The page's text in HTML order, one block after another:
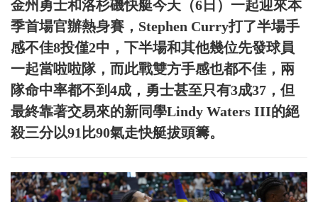
金州勇士和洛杉磯快艇今天（6日）一起迎來本
季首場官辦熱身賽，Stephen Curry打了半場手
感不佳8投僅2中，下半場和其他幾位先發球員
一起當啦啦隊，而此戰雙方手感也都不佳，兩
隊命中率都不到4成，勇士甚至只有3成37，但
最終靠著交易來的新同學Lindy Waters III的絕
殺三分以91比90氣走快艇拔頭籌。